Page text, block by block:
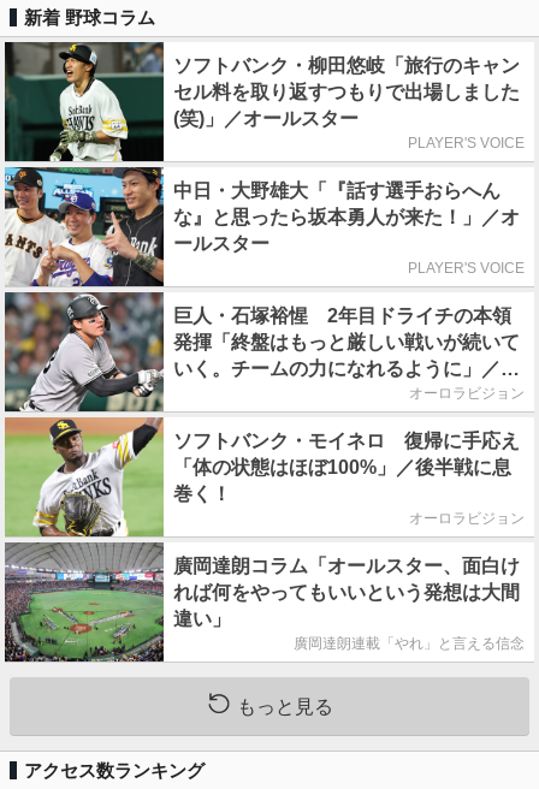
新着 野球コラム
ソフトバンク・柳田悠岐「旅行のキャン
セル料を取り返すつもりで出場しました
(笑)」／オールスター
PLAYER'S VOICE
中日・大野雄大「『話す選手おらへん
な』と思ったら坂本勇人が来た！」／オ
ールスター
PLAYER'S VOICE
巨人・石塚裕惺 2年目ドライチの本領
発揮「終盤はもっと厳しい戦いが続いて
いく。チームの力になれるように」／後
オーロラビジョン
ソフトバンク・モイネロ 復帰に手応え
「体の状態はほぼ100%」／後半戦に息
巻く！
オーロラビジョン
廣岡達朗コラム「オールスター、面白け
れば何をやってもいいという発想は大間
違い」
廣岡達朗連載「やれ」と言える信念
もっと見る
アクセス数ランキング